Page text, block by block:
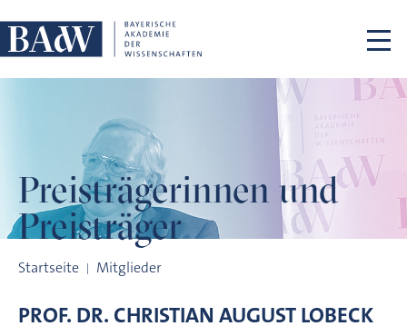
Preisträgerinnen und
Preisträger
Startseite Mitglieder
PROF. DR. CHRISTIAN AUGUSTLOBECK